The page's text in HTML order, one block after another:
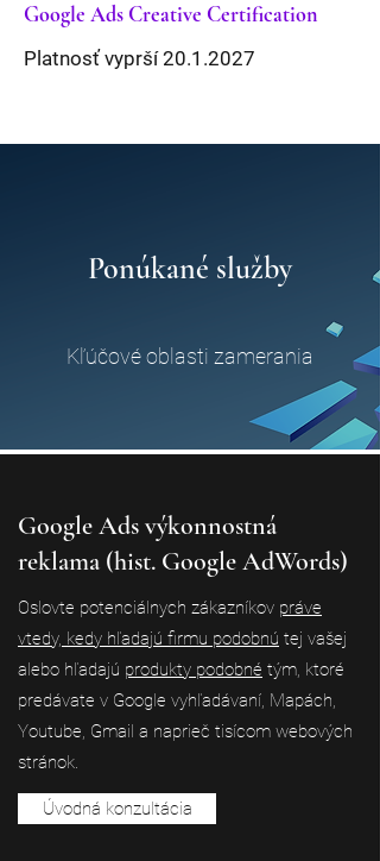
Google Ads Creative Certification
Platnosť vyprší20.1.2027
Ponúkané služby
Kľúčové oblasti zamerania
Google Ads výkonnostná
reklama (hist. Google AdWords)
Oslovte potenciálnych zákazníkov práve
vtedy, kedy hľadajú firmu podobnú tej vašej
alebo hľadajú produkty podobné tým, ktoré
predávate v Google vyhľadávaní, Mapách,
Youtube, Gmail a naprieč tisícom webových
stránok.
Úvodná konzultácia